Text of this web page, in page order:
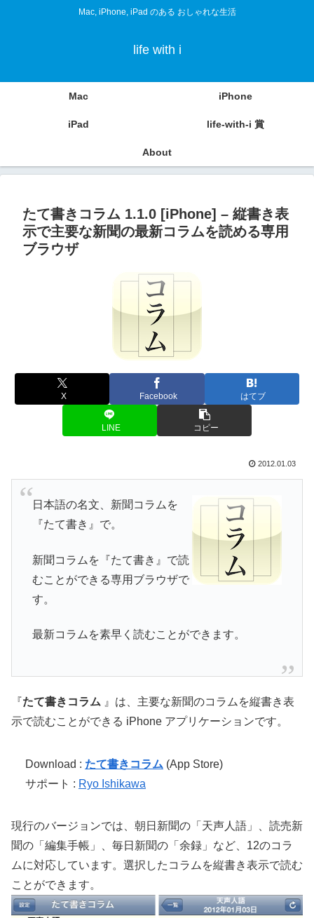
Mac, iPhone, iPad のある おしゃれな生活
life with i
Mac iPhone
iPad life-with-i 賞
About
たて書きコラム 1.1.0 [iPhone] – 縦書き表
示で主要な新聞の最新コラムを読める専用
ブラウザ
X Facebook はてブ
LINE コピー
2012.01.03
日本語の名文、新聞コラムを
『たて書き』で。
新聞コラムを『たて書き』で読
むことができる専用ブラウザで
す。
最新コラムを素早く読むことができます。
『たて書きコラム 』は、主要な新聞のコラムを縦書き表
示で読むことができる iPhone アプリケーションです。
Download : たて書きコラム (App Store)
サポート : Ryo Ishikawa
現行のバージョンでは、朝日新聞の「天声人語」、読売新
聞の「編集手帳」、毎日新聞の「余録」など、12のコラ
ムに対応しています。選択したコラムを縦書き表示で読む
ことができます。